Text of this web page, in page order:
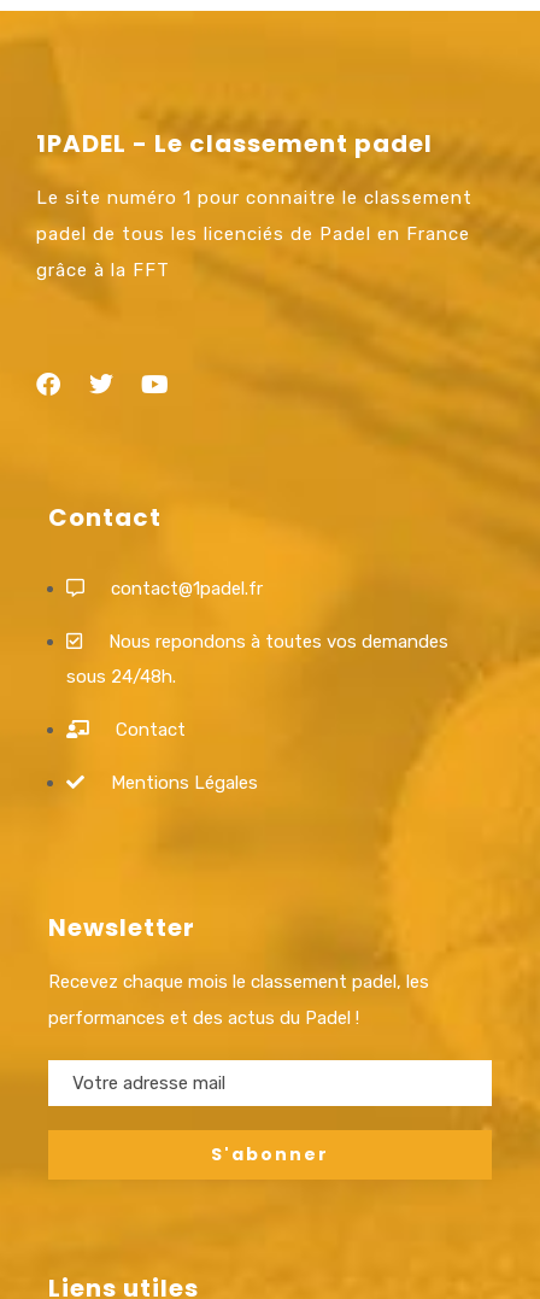
1PADEL - Le classement padel
Le site numéro 1 pour connaitre le classement
padel de tous les licenciés de Padel en France
grâce à la FFT
Contact
contact@1padel.fr
Nous repondons à toutes vos demandes
sous 24/48h.
Contact
Mentions Légales
Newsletter
Recevez chaque mois le classement padel, les
performances et des actus du Padel !
Liens utiles